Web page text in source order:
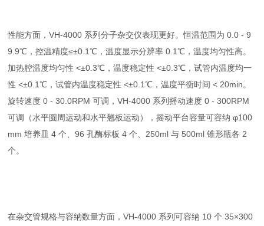
性能方面，VH-4000 系列分子杂交仪表现更好。恒温范围为 0.0 - 9
9.9℃，控温精度≤±0.1℃，温度显示分辨率 0.1℃，温度均匀性高。
加热腔温度均匀性 <±0.3℃，温度稳定性 <±0.3℃，试管内温度均一
性 <±0.1℃，试管内温度稳定性 <±0.1℃，温度平衡时间 < 20min。
旋转速度 0 - 30.0RPM 可调，VH-4000 系列摇动速度 0 - 300RPM
可调（水平圆周运动和水平翘板运动），摇动平台容量可容纳 φ100
mm 培养皿 4 个、96 孔酶标板 4 个、250ml 与 500ml 锥形瓶各 2
个。
在杂交管规格与容纳数量方面，VH-4000 系列可容纳 10 个 35×300